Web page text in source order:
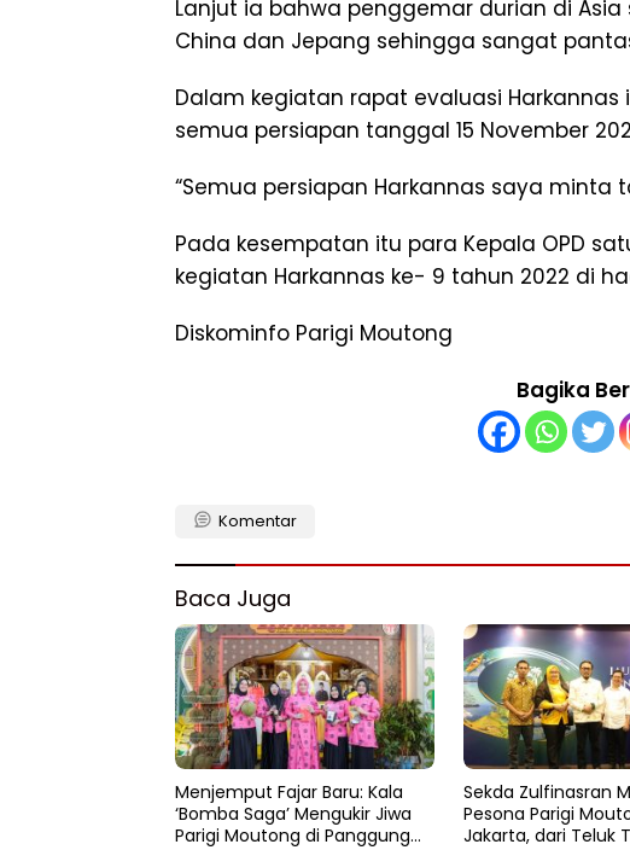
Lanjut ia bahwa penggemar durian di
China dan Jepang sehingga sangat
Dalam kegiatan rapat evaluasi Harkannas
semua persiapan tanggal 15 November
“Semua persiapan Harkannas saya minta
Pada kesempatan itu para Kepala OPD
kegiatan Harkannas ke- 9 tahun 2022 di
Diskominfo Parigi Moutong
Bagika
Komentar
Baca Juga
Menjemput Fajar Baru: Kala
‘Bomba Saga’ Mengukir Jiwa
Parigi Moutong di Panggung
Sekda Zulfinasran
Pesona Parigi
Jakarta, dari Teluk